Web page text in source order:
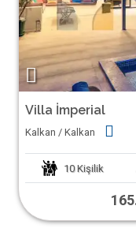
Villa İmperial
Kalkan / Kalkan
10 Kişilik